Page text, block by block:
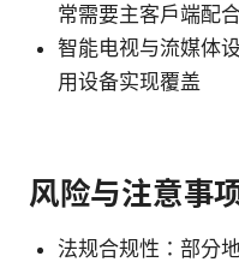
常需要主客户端配
智能电视与流媒体
用设备实现覆盖
风险与注意事
法规合规性：部分